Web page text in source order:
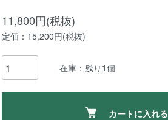
11,800円(税抜)
定価：15,200円(税抜)
在庫：残り1個
カートに入れる